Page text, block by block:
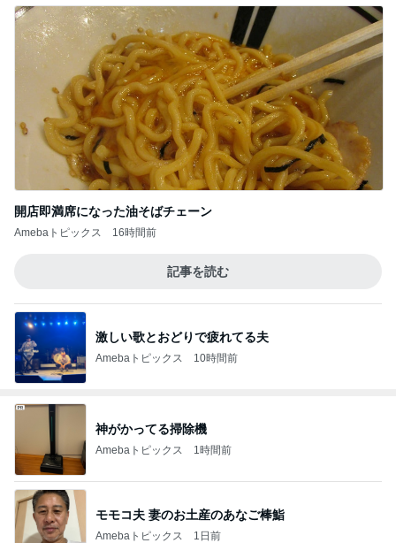
開店即満席になった油そばチェーン
Amebaトピックス 16時間前
記事を読む
激しい歌とおどりで疲れてる夫
Amebaトピックス 10時間前
神がかってる掃除機
Amebaトピックス 1時間前
モモコ夫 妻のお土産のあなご棒鮨
Amebaトピックス 1日前